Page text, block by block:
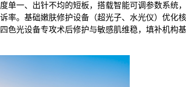
一、出针不均的短板，搭载智能可调参数系统
。基础嫩肤修护设备（超光子、水光仪）优化
光设备专攻术后修护与敏感肌维稳，填补机构